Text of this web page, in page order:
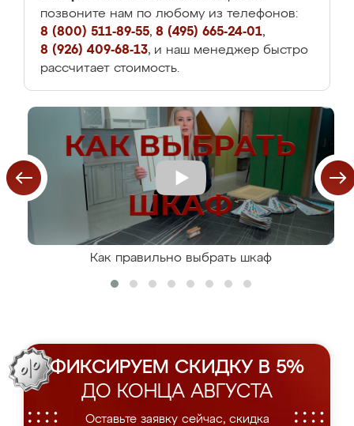
позвоните нам по любому из телефонов:
8 (800) 511-89-55, 8 (495) 665-24-01,
8 (926) 409-68-13, и наш менеджер быстро
рассчитает стоимость.
Как правильно выбрать шкаф
ФИКСИРУЕМ СКИДКУ В 5%
ДО КОНЦА АВГУСТА
Оставьте заявку сейчас, скидка